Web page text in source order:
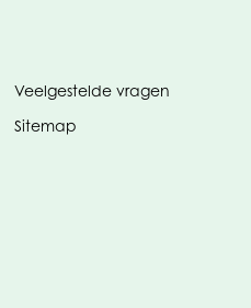
tabblad)
Veelgestelde vragen
Sitemap